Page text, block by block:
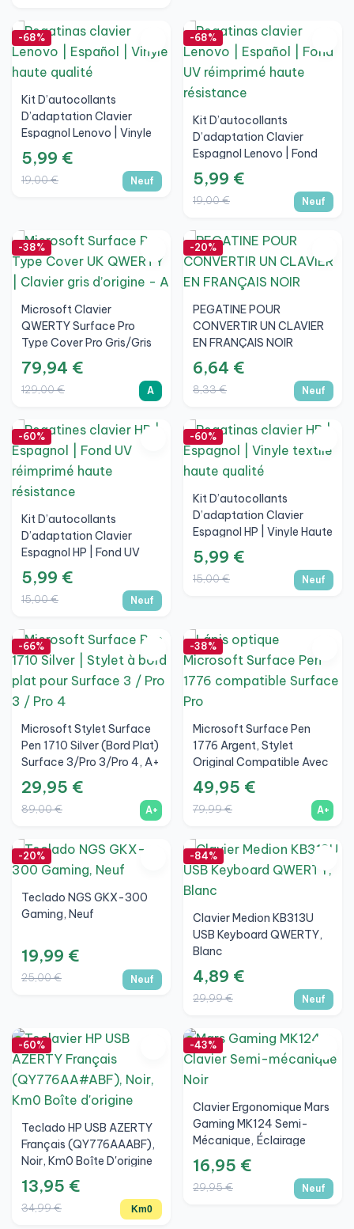
-68%
Kit D’autocollants
D’adaptation Clavier
Espagnol Lenovo | Vinyle
Haute Qualité
5,99 €
19,00 € Neuf
-68%
Kit D’autocollants
D’adaptation Clavier
Espagnol Lenovo | Fond
UV Réimprimé Haute
Durabilité
5,99 €
19,00 € Neuf
-38%
Microsoft Clavier
QWERTY Surface Pro
Type Cover Pro Gris/Gris
Nuit Pro 3/4/5/6/7 UK
(M1725), A
79,94 €
129,00 € A
-20%
PEGATINE POUR
CONVERTIR UN CLAVIER
EN FRANÇAIS NOIR
6,64 €
8,33 € Neuf
-60%
Kit D’autocollants
D’adaptation Clavier
Espagnol HP | Fond UV
Réimprimé Haute
Durabilité
5,99 €
15,00 € Neuf
-60%
Kit D’autocollants
D’adaptation Clavier
Espagnol HP | Vinyle Haute
Qualité
5,99 €
15,00 € Neuf
-66%
Microsoft Stylet Surface
Pen 1710 Silver (bord Plat)
Surface 3/Pro 3/Pro 4, A+
29,95 €
89,00 € A+
-38%
Microsoft Surface Pen
1776 Argent, Stylet
Original Compatible Avec
Surface Pro, Go Et Studio,
A+
49,95 €
79,99 € A+
-20%
Teclado NGS GKX-300
Gaming, Neuf
19,99 €
25,00 € Neuf
-84%
Clavier Medion KB313U
USB Keyboard QWERTY,
Blanc
4,89 €
29,99 € Neuf
-60%
Teclado HP USB AZERTY
Français (QY776AAABF),
Noir, Km0 Boîte D'origine
13,95 €
34,99 € Km0
-43%
Clavier Ergonomique Mars
Gaming MK124 Semi-
Mécanique, Éclairage
RGB, Repose-Poignets,
Noir, Neuf
16,95 €
29,95 € Neuf